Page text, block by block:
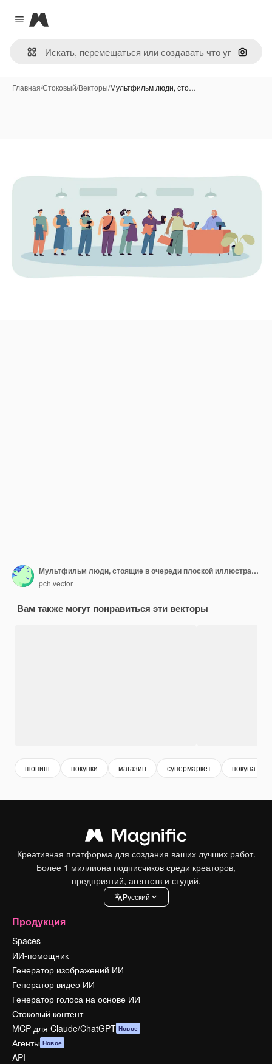
Close menu
Magnific
Поиск
Главная/Стоковый/Векторы/Мультфильм люди, сто…
Мультфильм люди, стоящие в очереди плоской иллюстрации. Мужчины и женщины ждут в магазине одежды перед кассой и продавцом
pch.vector
Вам также могут понравиться эти векторы
шопинг покупки магазин супермаркет покупатель
Креативная платформа для создания ваших лучших работ.
Более 1 миллиона подписчиков среди креаторов,
предприятий, агентств и студий.
Pусский
Продукция
Spaces
ИИ-помощник
Генератор изображений ИИ
Генератор видео ИИ
Генератор голоса на основе ИИ
Стоковый контент
MCP для Claude/ChatGPT Новое
Агенты Новое
API